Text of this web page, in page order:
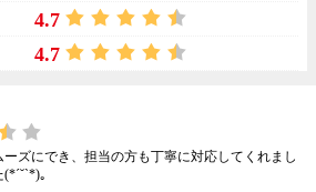
4.7
4.7
ズにでき、担当の方も丁寧に対応してくれまし
｡